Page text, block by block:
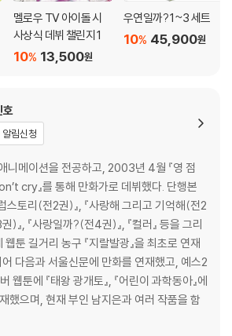
멜로우 TV 아이돌 시
사상식 데뷔 챌린지 1
13,500원
10%
우연일까? 1~3 세트
45,900원
10%
호
림신청
니메이션을 전공하고, 2003년 4월 『영 점
cry』를 통해 만화가로 데뷔했다. 단행본
럽스토리(전2권)』, 『사랑해 그리고 기억해(전2
)』, 『사랑일까?(전4권)』, 『컬러』 등을 그리
툰 길거리 농구 『지랄발광』을 최초로 연재
다음과 서울신문에 만화를 연재했고, 예스2
웹툰에 『태왕 광개토』, 『어린이 과학동아』에
재했으며, 현재 부인 남지은과 여러 작품을 함